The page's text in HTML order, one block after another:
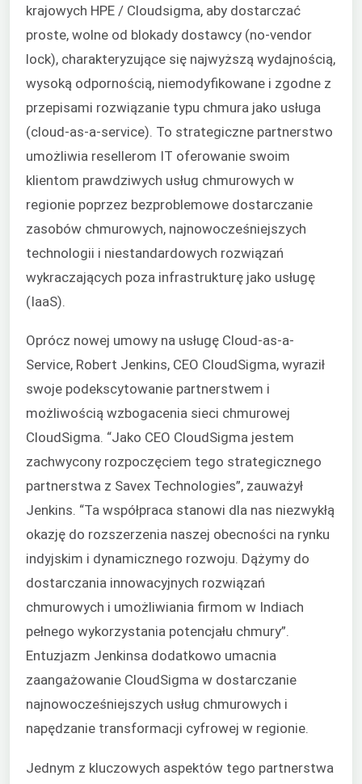
krajowych HPE / Cloudsigma, aby dostarczać
proste, wolne od blokady dostawcy (no-vendor
lock), charakteryzujące się najwyższą wydajnością,
wysoką odpornością, niemodyfikowane i zgodne z
przepisami rozwiązanie typu chmura jako usługa
(cloud-as-a-service). To strategiczne partnerstwo
umożliwia resellerom IT oferowanie swoim
klientom prawdziwych usług chmurowych w
regionie poprzez bezproblemowe dostarczanie
zasobów chmurowych, najnowocześniejszych
technologii i niestandardowych rozwiązań
wykraczających poza infrastrukturę jako usługę
(IaaS).
Oprócz nowej umowy na usługę Cloud-as-a-
Service, Robert Jenkins, CEO CloudSigma, wyraził
swoje podekscytowanie partnerstwem i
możliwością wzbogacenia sieci chmurowej
CloudSigma. “Jako CEO CloudSigma jestem
zachwycony rozpoczęciem tego strategicznego
partnerstwa z Savex Technologies”, zauważył
Jenkins. “Ta współpraca stanowi dla nas niezwykłą
okazję do rozszerzenia naszej obecności na rynku
indyjskim i dynamicznego rozwoju. Dążymy do
dostarczania innowacyjnych rozwiązań
chmurowych i umożliwiania firmom w Indiach
pełnego wykorzystania potencjału chmury”.
Entuzjazm Jenkinsa dodatkowo umacnia
zaangażowanie CloudSigma w dostarczanie
najnowocześniejszych usług chmurowych i
napędzanie transformacji cyfrowej w regionie.
Jednym z kluczowych aspektów tego partnerstwa